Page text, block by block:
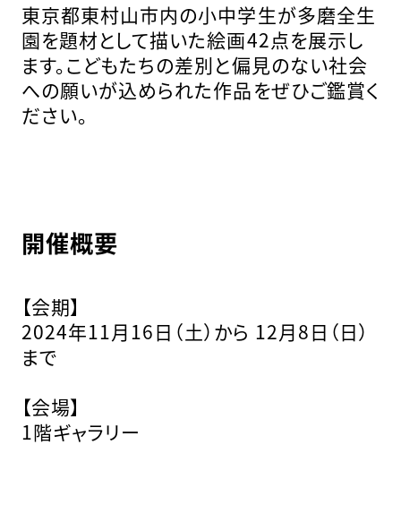
東京都東村山市内の小中学生が多磨全生
園を題材として描いた絵画42点を展示し
ます。こどもたちの差別と偏見のない社会
への願いが込められた作品をぜひご鑑賞く
ださい。
開催概要
【会期】
2024年11月16日（土）から 12月8日（日）
まで
【会場】
1階ギャラリー